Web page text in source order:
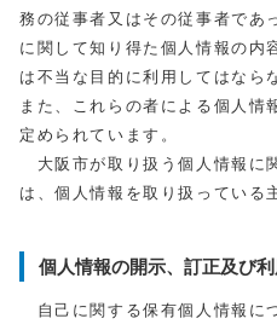
務の従事者又はその従事者であ
に関して知り得た個人情報の内
は不当な目的に利用してはなら
また、これらの者による個人情
定められています。
大阪市が取り扱う個人情報に
は、個人情報を取り扱っている
個人情報の開示、訂正及び
自己に関する保有個人情報に